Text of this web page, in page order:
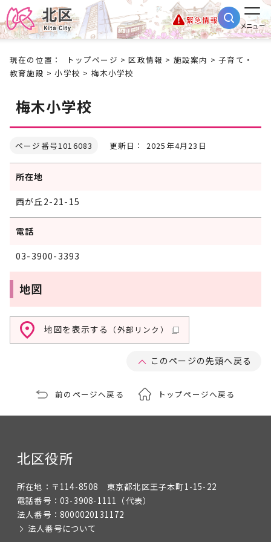
緊急情報
メニュー
現在の位置： トップページ >区政情報 > 施設案内 >子育て・
教育施設 >小学校 > 梅木小学校
梅木小学校
ページ番号1016083 更新日： 2025年4月23日
所在地
西が丘2-21-15
電話
03-3900-3393
地図
地図を表示する （外部リンク）
このページの先頭へ戻る
前のページへ戻る トップページへ戻る
北区役所
所在地： 〒114-8508 東京都北区王子本町1-15-22
電話番号： 03-3908-1111 （代表）
法人番号： 8000020131172
法人番号について